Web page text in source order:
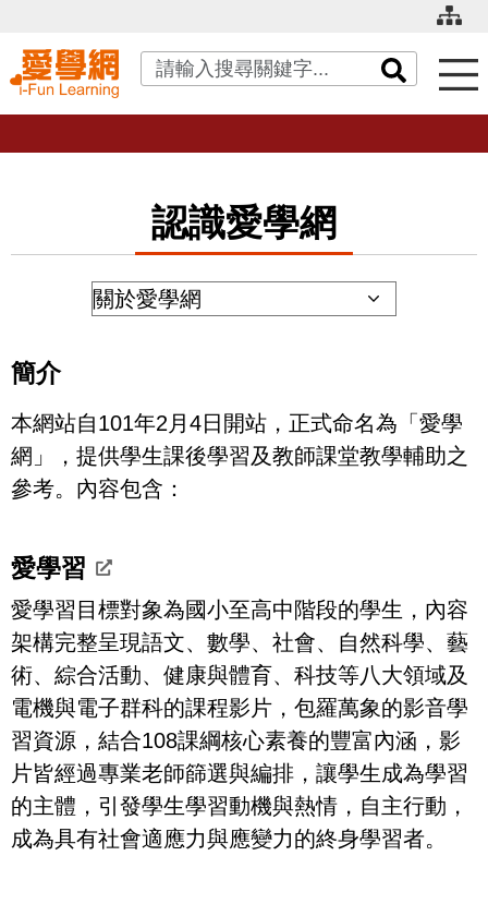
關鍵字搜尋
認識愛學網
簡介
本網站自101年2月4日開站，正式命名為「愛學
網」，提供學生課後學習及教師課堂教學輔助之
參考。內容包含：
愛學習
愛學習目標對象為國小至高中階段的學生，內容
架構完整呈現語文、數學、社會、自然科學、藝
術、綜合活動、健康與體育、科技等八大領域及
電機與電子群科的課程影片，包羅萬象的影音學
習資源，結合108課綱核心素養的豐富內涵，影
片皆經過專業老師篩選與編排，讓學生成為學習
的主體，引發學生學習動機與熱情，自主行動，
成為具有社會適應力與應變力的終身學習者。